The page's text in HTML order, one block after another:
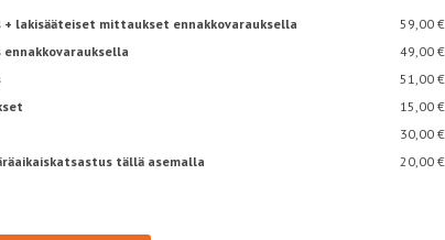
+ lakisääteiset mittaukset ennakkovarauksella
59,00 €
49,00 €
51,00 €
15,00 €
30,00 €
tällä asemalla
20,00 €